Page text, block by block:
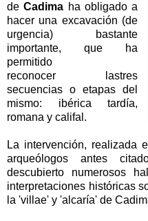
deCadima ha obligado a
hacer una excavación (de
urgencia) bastante
importante, que ha
permitido
reconocer lastres
secuencias o etapas del
mismo: ibérica tardía,
romana y califal.
La intervención, realizada
arqueólogos antes
descubierto numerosos
interpretaciones históricas
la 'villae' y 'alcaría' de